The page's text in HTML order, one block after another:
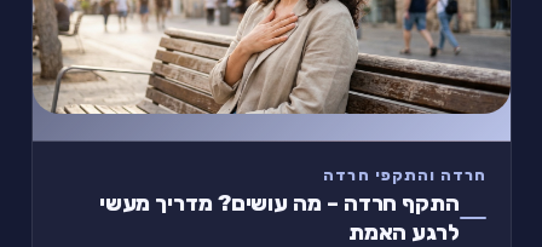
חרדה והתקפי חרדה
התקף חרדה – מה עושים? מדריך מעשי
לרגע האמת